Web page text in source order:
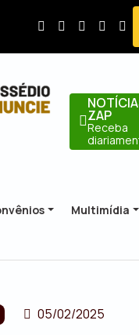
ZAP
Receba
Multimídia
05/02/2025